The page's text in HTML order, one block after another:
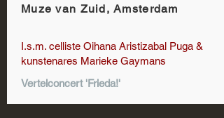
Muze van Zuid, Amsterdam
I.s.m. celliste Oihana Aristizabal Puga &
kunstenares Marieke Gaymans
Vertelconcert 'Frieda!'